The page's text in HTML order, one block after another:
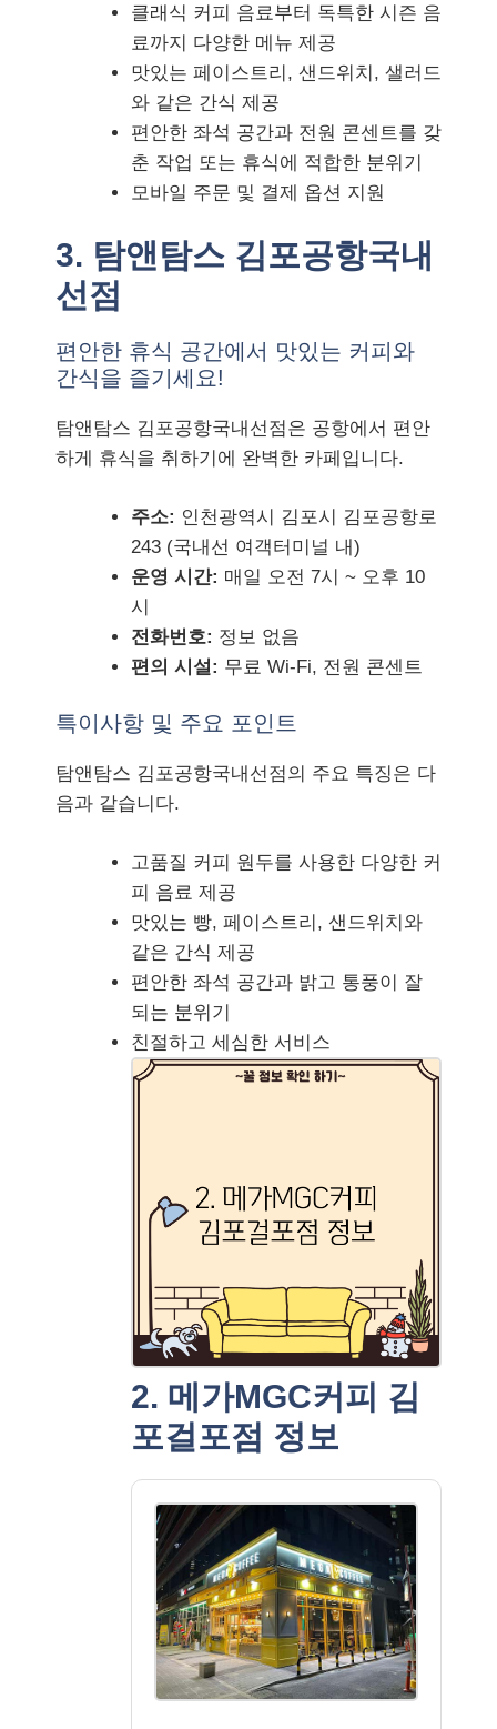
클래식 커피 음료부터 독특한 시즌 음
료까지 다양한 메뉴 제공
맛있는 페이스트리, 샌드위치, 샐러드
와 같은 간식 제공
편안한 좌석 공간과 전원 콘센트를 갖
춘 작업 또는 휴식에 적합한 분위기
모바일 주문 및 결제 옵션 지원
3. 탐앤탐스 김포공항국내
선점
편안한 휴식 공간에서 맛있는 커피와
간식을 즐기세요!
탐앤탐스 김포공항국내선점은 공항에서 편안
하게 휴식을 취하기에 완벽한 카페입니다.
주소: 인천광역시 김포시 김포공항로
243 (국내선 여객터미널 내)
운영 시간: 매일 오전 7시 ~ 오후 10
시
전화번호: 정보 없음
편의 시설: 무료 Wi-Fi, 전원 콘센트
특이사항 및 주요 포인트
탐앤탐스 김포공항국내선점의 주요 특징은 다
음과 같습니다.
고품질 커피 원두를 사용한 다양한 커
피 음료 제공
맛있는 빵, 페이스트리, 샌드위치와
같은 간식 제공
편안한 좌석 공간과 밝고 통풍이 잘
되는 분위기
친절하고 세심한 서비스
2. 메가MGC커피 김
포걸포점 정보